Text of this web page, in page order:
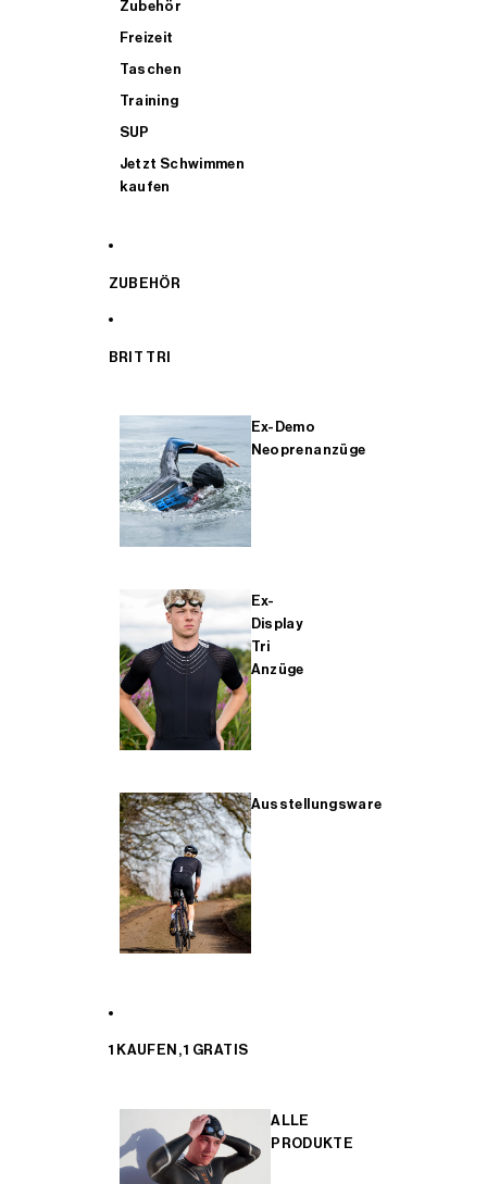
Zubehör
Freizeit
Taschen
Training
SUP
Jetzt Schwimmen
kaufen
ZUBEHÖR
BRIT TRI
Ex-Demo
Neoprenanzüge
Ex-
Display
Tri
Anzüge
Ausstellungsware
1 KAUFEN, 1 GRATIS
ALLE
PRODUKTE